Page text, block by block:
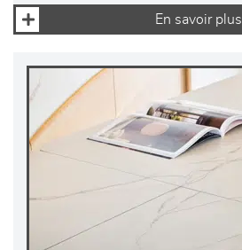
En savoir plus